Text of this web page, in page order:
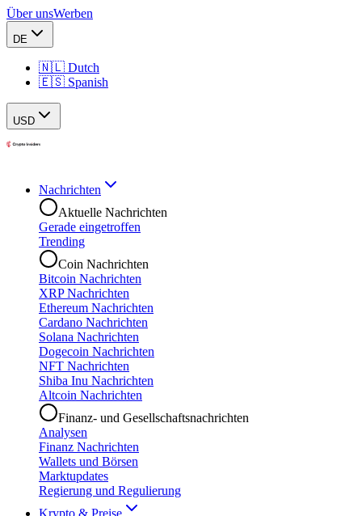
Über unsWerben
DE
🇳🇱 Dutch
🇪🇸 Spanish
USD
Nachrichten
Aktuelle Nachrichten
Gerade eingetroffen
Trending
Coin Nachrichten
Bitcoin Nachrichten
XRP Nachrichten
Ethereum Nachrichten
Cardano Nachrichten
Solana Nachrichten
Dogecoin Nachrichten
NFT Nachrichten
Shiba Inu Nachrichten
Altcoin Nachrichten
Finanz- und Gesellschaftsnachrichten
Analysen
Finanz Nachrichten
Wallets und Börsen
Marktupdates
Regierung und Regulierung
Krypto & Preise